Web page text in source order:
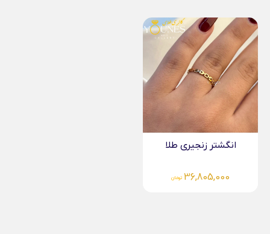
انگشتر زنجیری طلا
36,805,000 تومان